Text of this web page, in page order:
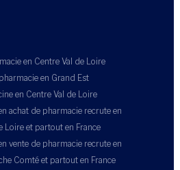
en Centre Val de Loire
en Grand Est
en Centre Val de Loire
achat de pharmacie recrute en
Loire et partout en France
vente de pharmacie recrute en
Comté et partout en France